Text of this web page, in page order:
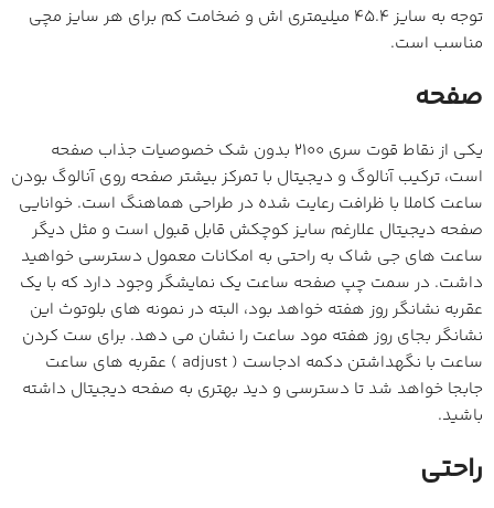
توجه به سایز 45.4 میلیمتری اش و ضخامت کم برای هر سایز مچی
مناسب است.
صفحه
یکی از نقاط قوت سری 2100 بدون شک خصوصیات جذاب صفحه
است، ترکیب آنالوگ و دیجیتال با تمرکز بیشتر صفحه روی آنالوگ بودن
ساعت کاملا با ظرافت رعایت شده در طراحی هماهنگ است. خوانایی
صفحه دیجیتال علارغم سایز کوچکش قابل قبول است و مثل دیگر
ساعت های جی شاک به راحتی به امکانات معمول دسترسی خواهید
داشت. در سمت چپ صفحه ساعت یک نمایشگر وجود دارد که با یک
عقربه نشانگر روز هفته خواهد بود، البته در نمونه های بلوتوث این
نشانگر بجای روز هفته مود ساعت را نشان می دهد. برای ست کردن
ساعت با نگهداشتن دکمه ادجاست ( adjust ) عقربه های ساعت
جابجا خواهد شد تا دسترسی و دید بهتری به صفحه دیجیتال داشته
باشید.
راحتی